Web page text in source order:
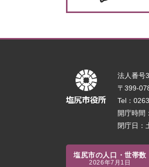
法人番号
〒399-
Tel：
開庁時間
閉庁日：
塩尻市の人口・世帯数
2026年7月1日